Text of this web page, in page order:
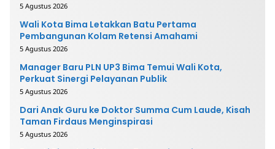
5 Agustus 2026
Wali Kota Bima Letakkan Batu Pertama
Pembangunan Kolam Retensi Amahami
5 Agustus 2026
Manager Baru PLN UP3 Bima Temui Wali Kota,
Perkuat Sinergi Pelayanan Publik
5 Agustus 2026
Dari Anak Guru ke Doktor Summa Cum Laude, Kisah
Taman Firdaus Menginspirasi
5 Agustus 2026